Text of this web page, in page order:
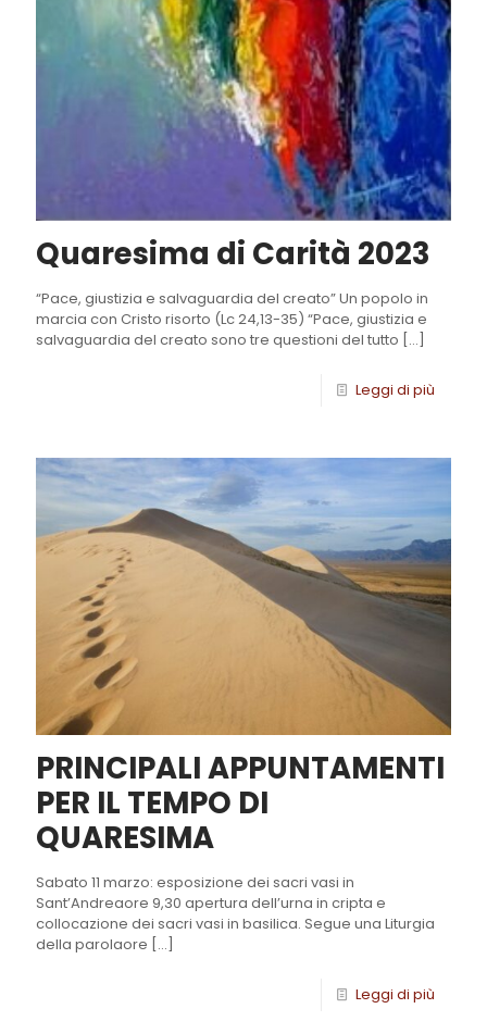
Quaresima di Carità 2023
“Pace, giustizia e salvaguardia del creato” Un popolo in
marcia con Cristo risorto (Lc 24,13-35) “Pace, giustizia e
salvaguardia del creato sono tre questioni del tutto […]
Leggi di più
PRINCIPALI APPUNTAMENTI
PER IL TEMPO DI
QUARESIMA
Sabato 11 marzo: esposizione dei sacri vasi in
Sant’Andreaore 9,30 apertura dell’urna in cripta e
collocazione dei sacri vasi in basilica. Segue una Liturgia
della parolaore […]
Leggi di più